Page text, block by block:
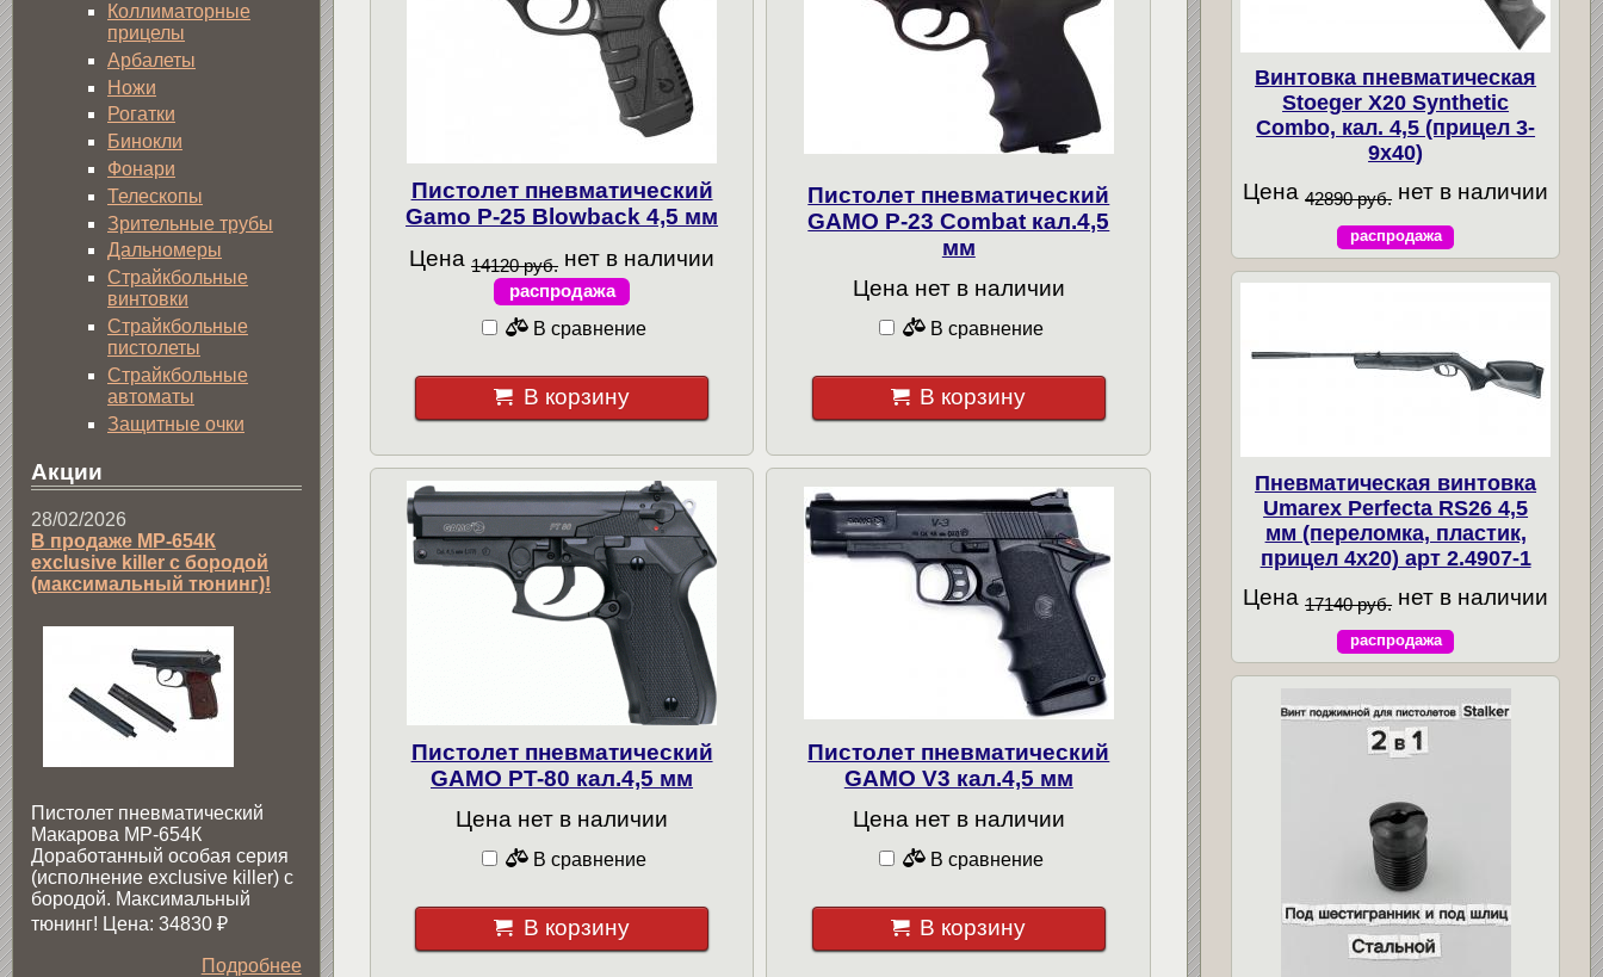
Пистолет пневматический
Gamo P-25 Blowback 4,5 мм
Цена 14120 руб. нет в наличии
распродажа
В сравнение
В корзину
Пистолет пневматический
GAMO P-23 Combat кал.4,5
мм
Цена нет в наличии
В сравнение
В корзину
Пистолет пневматический
GAMO PT-80 кал.4,5 мм
Цена нет в наличии
В сравнение
В корзину
Пистолет пневматический
GAMO V3 кал.4,5 мм
Цена нет в наличии
В сравнение
В корзину
Коллиматорные
прицелы
Арбалеты
Ножи
Рогатки
Бинокли
Фонари
Телескопы
Зрительные трубы
Дальномеры
Страйкбольные
винтовки
Страйкбольные
пистолеты
Страйкбольные
автоматы
Защитные очки
Акции
28/02/2026
В продаже МР-654К
exclusive killer с бородой
(максимальный тюнинг)!
Пистолет пневматический
Макарова МР-654К
Доработанный особая серия
(исполнение exclusive killer) с
бородой. Максимальный
тюнинг! Цена: 34830 ₽
Подробнее
Винтовка пневматическая
Stoeger X20 Synthetic
Combo, кал. 4,5 (прицел 3-
9х40)
Цена 42890 руб. нет в наличии
распродажа
Пневматическая винтовка
Umarex Perfecta RS26 4,5
мм (переломка, пластик,
прицел 4x20) арт 2.4907-1
Цена 17140 руб. нет в наличии
распродажа